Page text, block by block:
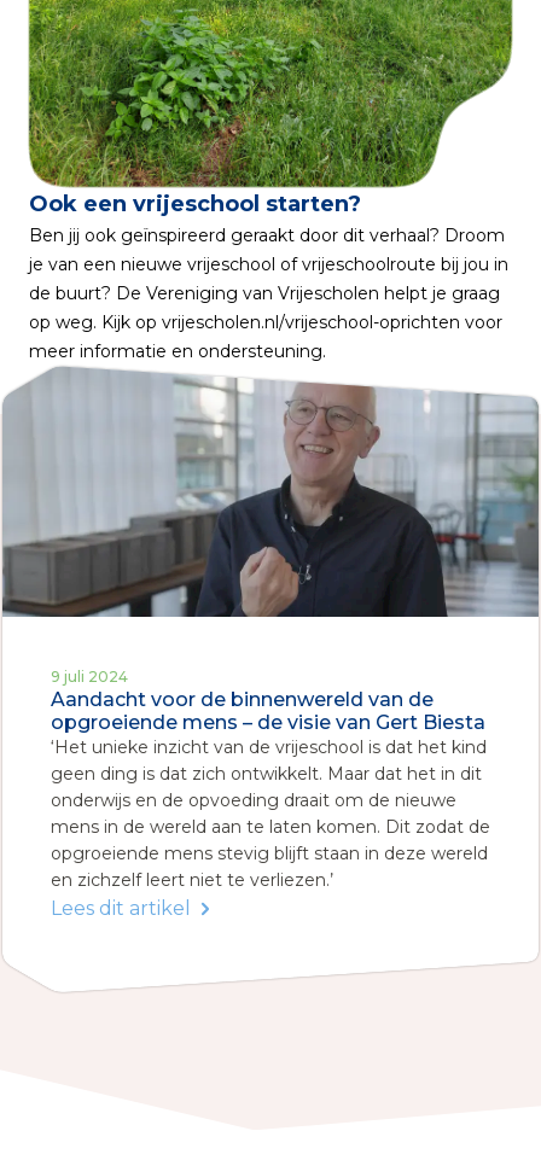
Ook een vrijeschool starten?
Ben jij ook geïnspireerd geraakt door dit verhaal? Droom
je van een nieuwe vrijeschool of vrijeschoolroute bij jou in
de buurt? De Vereniging van Vrijescholen helpt je graag
op weg. Kijk op vrijescholen.nl/vrijeschool-oprichten voor
meer informatie en ondersteuning.
Gerelateerde artikelen
9 juli 2024
Aandacht voor de binnenwereld van de
opgroeiende mens – de visie van Gert Biesta
‘Het unieke inzicht van de vrijeschool is dat het kind
geen ding is dat zich ontwikkelt. Maar dat het in dit
onderwijs en de opvoeding draait om de nieuwe
mens in de wereld aan te laten komen. Dit zodat de
opgroeiende mens stevig blijft staan in deze wereld
en zichzelf leert niet te verliezen.’
Lees dit artikel